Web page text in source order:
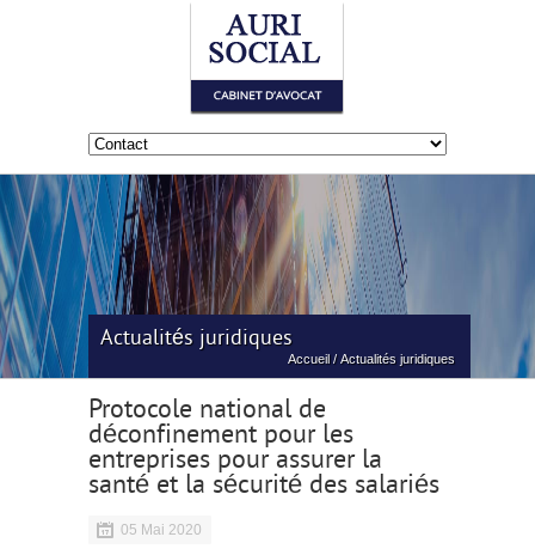
Actualités juridiques
Accueil / Actualités juridiques
Protocole national de
déconfinement pour les
entreprises pour assurer la
santé et la sécurité des salariés
05 Mai 2020